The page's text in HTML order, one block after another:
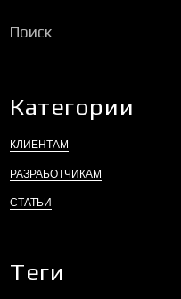
Поиск
Категории
КЛИЕНТАМ
РАЗРАБОТЧИКАМ
СТАТЬИ
Теги